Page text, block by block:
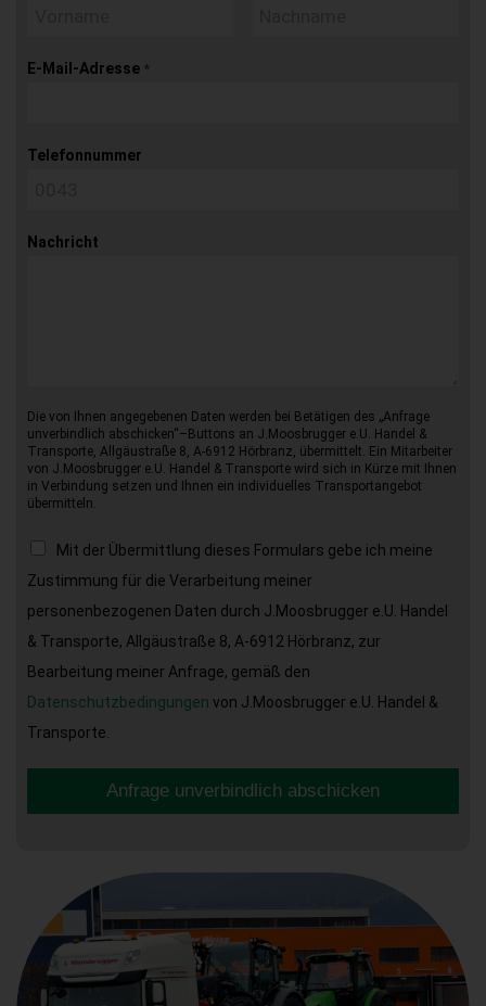
E-Mail-Adresse *
Telefonnummer
Nachricht
Die von Ihnen angegebenen Daten werden bei Betätigen des „Anfrage
unverbindlich abschicken“–Buttons an J.Moosbrugger e.U. Handel &
Transporte, Allgäustraße 8, A-6912 Hörbranz, übermittelt. Ein Mitarbeiter
von J.Moosbrugger e.U. Handel & Transporte wird sich in Kürze mit Ihnen
in Verbindung setzen und Ihnen ein individuelles Transportangebot
übermitteln.
Mit der Übermittlung dieses Formulars gebe ich meine
Zustimmung für die Verarbeitung meiner
personenbezogenen Daten durch J.Moosbrugger e.U. Handel
& Transporte, Allgäustraße 8, A-6912 Hörbranz, zur
Bearbeitung meiner Anfrage, gemäß den
Datenschutzbedingungen von J.Moosbrugger e.U. Handel &
Transporte.
Anfrage unverbindlich abschicken